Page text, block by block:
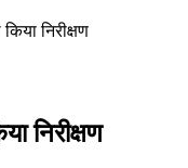
निरीक्षण
निरीक्षण